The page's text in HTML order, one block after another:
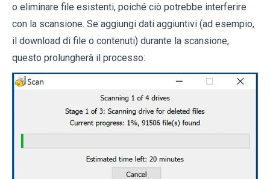
o eliminare file esistenti, poiché ciò potrebbe interferire
con la scansione. Se aggiungi dati aggiuntivi (ad esempio,
il download di file o contenuti) durante la scansione,
questo prolungherà il processo: